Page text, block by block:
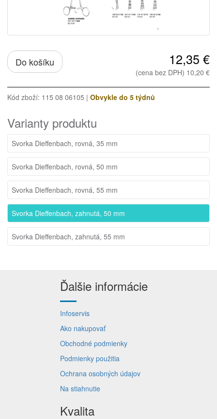
Do košíku 12,35 €
(cena bez DPH) 10,20 €
Kód zboží: 115 08 06105 | Obvykle do 5 týdnů
Varianty produktu
Svorka Dieffenbach, rovná, 35 mm
Svorka Dieffenbach, rovná, 50 mm
Svorka Dieffenbach, rovná, 55 mm
Svorka Dieffenbach, zahnutá, 50 mm
Svorka Dieffenbach, zahnutá, 55 mm
Ďalšie informácie
Infoservis
Ako nakupovať
Obchodné podmienky
Podmienky použitia
Ochrana osobných údajov
Na stiahnutie
Kvalita